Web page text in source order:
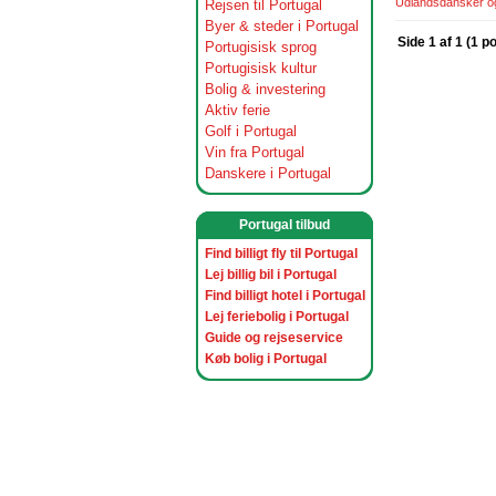
Rejsen til Portugal
Byer & steder i Portugal
Portugisisk sprog
Portugisisk kultur
Bolig & investering
Aktiv ferie
Golf i Portugal
Vin fra Portugal
Danskere i Portugal
Portugal tilbud
Find billigt fly til Portugal
Lej billig bil i Portugal
Find billigt hotel i Portugal
Lej feriebolig i Portugal
Guide og rejseservice
Køb bolig i Portugal
Side 1 af 1 (1